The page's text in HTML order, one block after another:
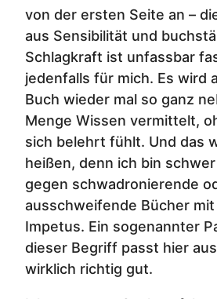
von der ersten Seite an –
aus Sensibilität und
Schlagkraft ist unfassbar
jedenfalls für mich. Es wird
Buch wieder mal so ganz
Menge Wissen vermittelt,
sich belehrt fühlt. Und das
heißen, denn ich bin
gegen schwadronierende
ausschweifende Bücher
Impetus. Ein sogenannter
dieser Begriff passt hier
wirklich richtig gut.